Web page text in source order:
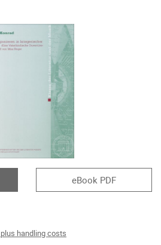
eBook PDF
handling costs